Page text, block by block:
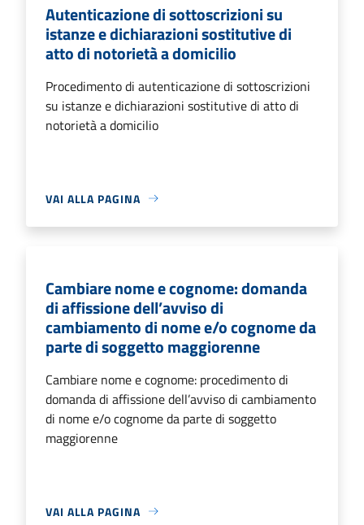
Autenticazione di sottoscrizioni su
istanze e dichiarazioni sostitutive di
atto di notorietà a domicilio
Procedimento di autenticazione di sottoscrizioni
su istanze e dichiarazioni sostitutive di atto di
notorietà a domicilio
VAI ALLA PAGINA
Cambiare nome e cognome: domanda
di affissione dell’avviso di
cambiamento di nome e/o cognome da
parte di soggetto maggiorenne
Cambiare nome e cognome: procedimento di
domanda di affissione dell’avviso di cambiamento
di nome e/o cognome da parte di soggetto
maggiorenne
VAI ALLA PAGINA